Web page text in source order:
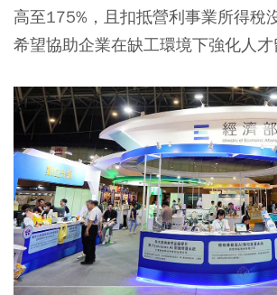
高至175%，且扣抵營利事業所得稅
希望協助企業在缺工環境下強化人才